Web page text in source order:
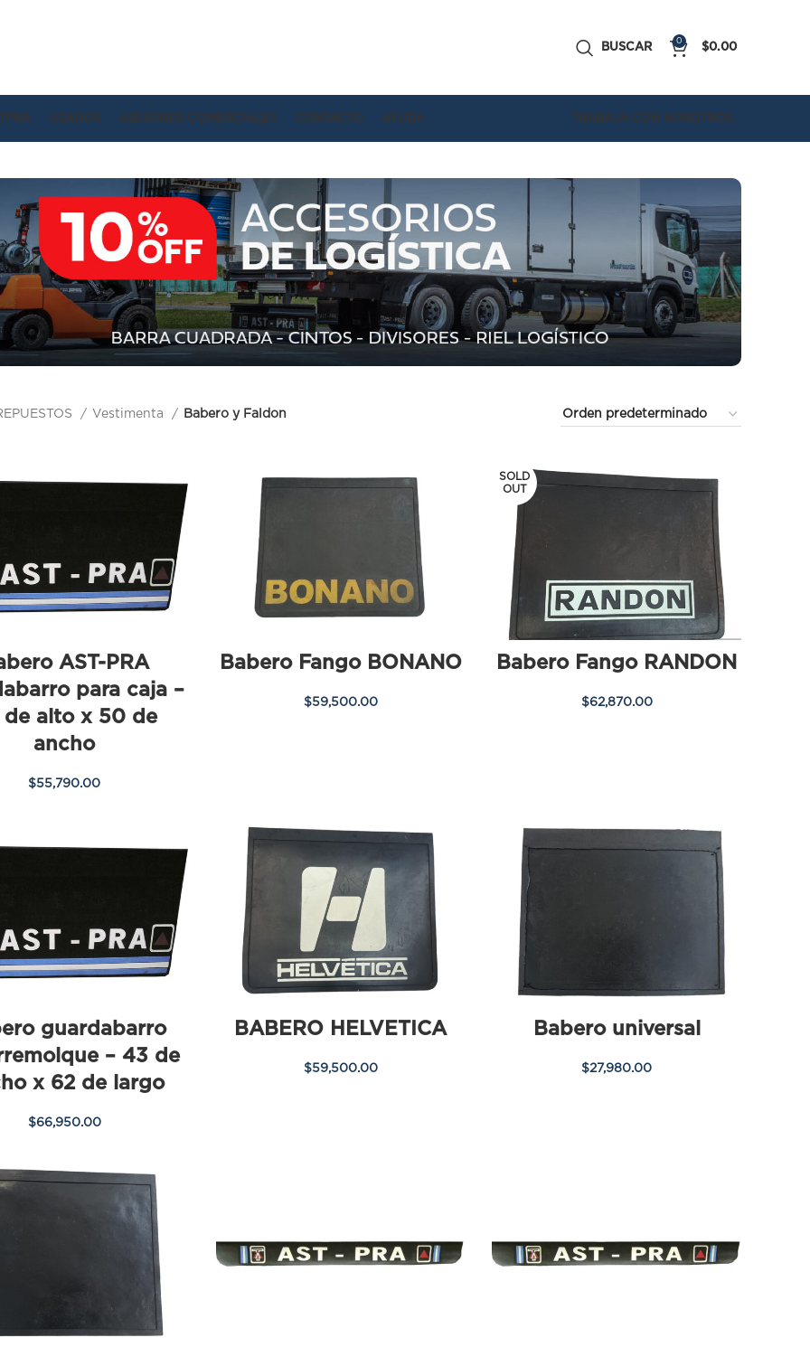
BUSCAR
0
$0.00
USADOS ASESORES COMERCIALES CONTACTO AYUDA TRABAJÁ CON NOSOTROS
Vestimenta Babero y Faldon
AST-PRA
para caja –
alto x 50 de
ancho
$55,790.00
Babero Fango BONANO
$59,500.00
SOLD
OUT
Babero Fango RANDON
$62,870.00
guardabarro
– 43 de
x 62 de largo
$66,950.00
BABERO HELVETICA
$59,500.00
Babero universal
$27,980.00